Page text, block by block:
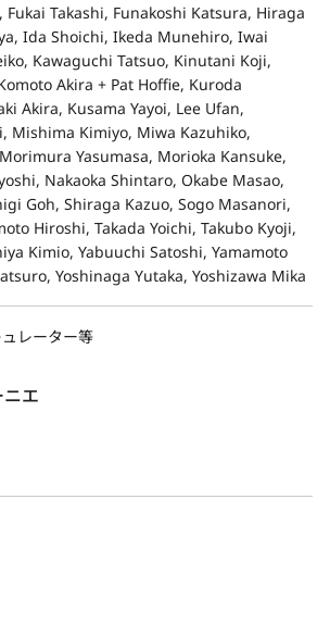
Fukai Takashi, Funakoshi Katsura, Hiraga
Ida Shoichi, Ikeda Munehiro, Iwai
Kawaguchi Tatsuo, Kinutani Koji,
Akira + Pat Hoffie, Kuroda
Akira, Kusama Yayoi, Lee Ufan,
Mishima Kimiyo, Miwa Kazuhiko,
Yasumasa, Morioka Kansuke,
Nakaoka Shintaro, Okabe Masao,
Goh, Shiraga Kazuo, Sogo Masanori,
Hiroshi, Takada Yoichi, Takubo Kyoji,
Kimio, Yabuuchi Satoshi, Yamamoto
Yoshinaga Yutaka, Yoshizawa Mika
レーター等
エ